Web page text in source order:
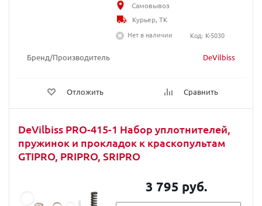
Бренд/Производитель DeVilbiss
Отложить Сравнить
Самовывоз
Курьер, ТК
Нет в наличии
Код: K-5030
DeVilbiss PRO-415-1 Набор уплотнителей,
пружинок и прокладок к краскопультам
GTIPRO, PRIPRO, SRIPRO
3 795 руб.